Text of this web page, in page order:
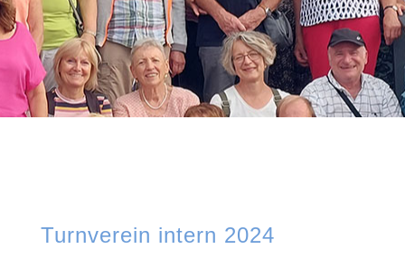
Turnverein intern 2024